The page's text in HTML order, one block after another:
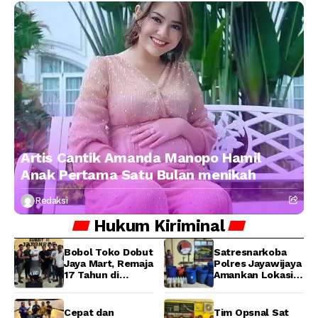
Artis Cantik Amanda Manopo Hamil
Anak Pertama Satu Bulan menikah
Redaksi
Hukum Kiriminal
Bobol Toko Dobut
Jaya Mart, Remaja
17 Tahun di
URC Resmob
Satresnarkoba
Polres Jayawijaya
Amankan Lokasi
Wamena
Cepat dan
Tim Opsnal Sat